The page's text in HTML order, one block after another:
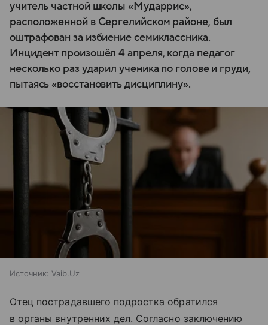
учитель частной школы «Мударрис»,
расположенной в Сергелийском районе, был
оштрафован за избиение семиклассника.
Инцидент произошёл 4 апреля, когда педагог
несколько раз ударил ученика по голове и груди,
пытаясь «восстановить дисциплину».
Источник: Vaib.Uz
Отец пострадавшего подростка обратился
в органы внутренних дел. Согласно заключению